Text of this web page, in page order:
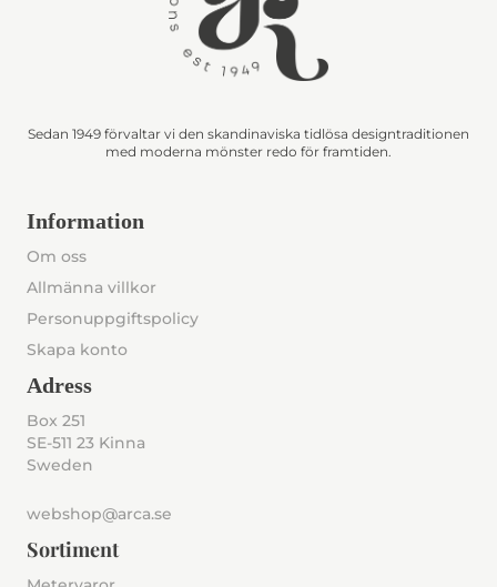
Sedan 1949 förvaltar vi den skandinaviska tidlösa designtraditionen
med moderna mönster redo för framtiden.
Information
Om oss
Allmänna villkor
Personuppgiftspolicy
Skapa konto
Adress
Box 251
SE-511 23 Kinna
Sweden
webshop@arca.se
Sortiment